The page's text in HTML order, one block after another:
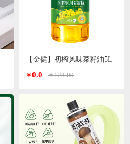
【金健】初榨风味菜籽油5L
￥0.0 ￥128.00